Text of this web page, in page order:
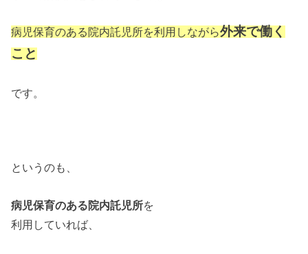
病児保育のある院内託児所を利用しながら外来で働く
こと
です。
というのも、
病児保育のある院内託児所を
利用していれば、